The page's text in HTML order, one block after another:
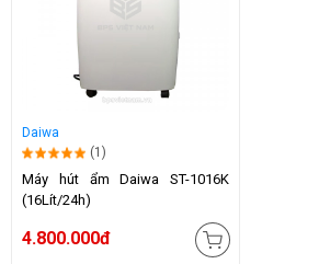
Daiwa
(1)
Máy hút ẩm Daiwa ST-1016K
(16Lít/24h)
4.800.000đ